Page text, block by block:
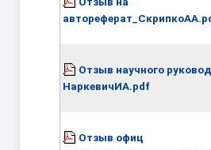
Отзыв научного
НаркевичИА.pdf
Отзыв офиц